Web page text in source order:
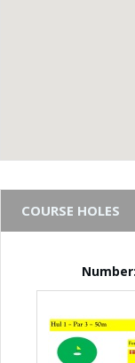
COURSE HOLES